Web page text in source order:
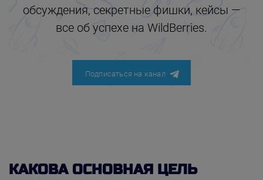
обсуждения, секретные фишки, кейсы —
все об успехе на WildBerries.
Подписаться на канал
КАКОВА ОСНОВНАЯ ЦЕЛЬ